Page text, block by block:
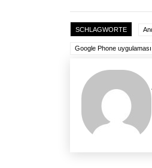
SCHLAGWORTE
Google Phone uygulaması